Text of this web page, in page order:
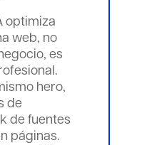
optimiza
web, no
es
hero,
de
de fuentes
páginas.